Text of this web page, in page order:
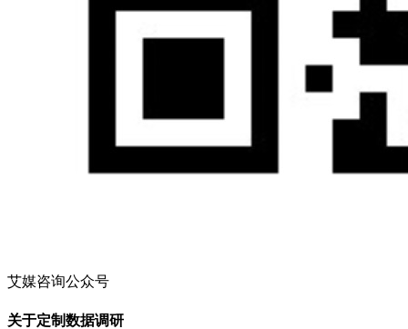
艾媒咨询公众号
关于定制数据调研